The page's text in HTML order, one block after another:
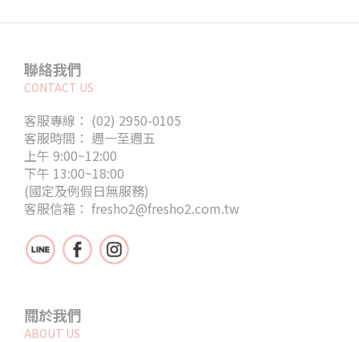
聯絡我們
CONTACT US
客服專線： (02) 2950-0105
客服時間： 週一至週五
上午 9:00~12:00
下午 13:00~18:00
(國定及例假日無服務)
客服信箱： fresho2@fresho2.com.tw
關於我們
ABOUT US